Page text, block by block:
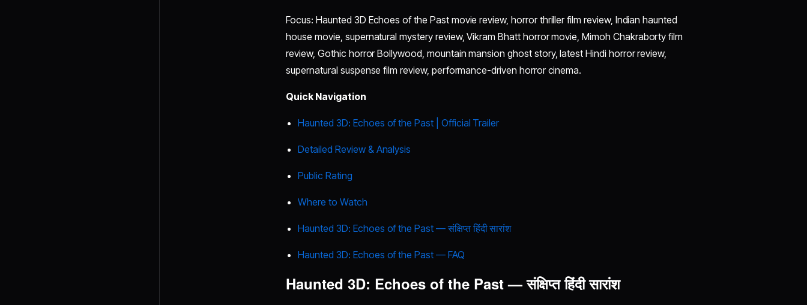
Focus: Haunted 3D Echoes of the Past movie review, horror thriller film review, Indian haunted
house movie, supernatural mystery review, Vikram Bhatt horror movie, Mimoh Chakraborty film
review, Gothic horror Bollywood, mountain mansion ghost story, latest Hindi horror review,
supernatural suspense film review, performance-driven horror cinema.
Quick Navigation
Haunted 3D: Echoes of the Past | Official Trailer
Detailed Review & Analysis
Public Rating
Where to Watch
Haunted 3D: Echoes of the Past — संक्षिप्त हिंदी सारांश
Haunted 3D: Echoes of the Past — FAQ
Haunted 3D: Echoes of the Past — संक्षिप्त हिंदी सारांश